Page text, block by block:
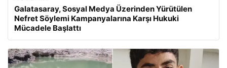
Galatasaray, Sosyal Medya Üzerinden Yürütülen
Nefret Söylemi Kampanyalarına Karşı Hukuki
Mücadele Başlattı